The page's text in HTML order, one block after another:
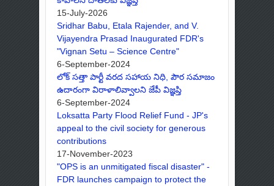
15-July-2026
Sridhar Babu, Etala Rajender, and V.
Vijayendra Prasad Inaugurated FDR's
"Vignan Setu – Science Centre"
6-September-2024
లోక్ సత్తా పార్టీ వరద సహాయ నిధి, పౌర సమాజం
ఉదారంగా విరాళాలివ్వాలని జేపీ విజ్ఞప్తి
6-September-2024
Loksatta Party Flood Relief Fund - JP's
appeal to the civil society for generous
contributions
17-November-2023
"OPS is an unmitigated fiscal disaster" -
FDR launches campaign to protect the